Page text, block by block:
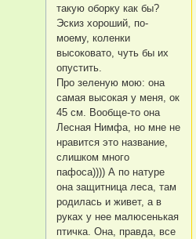
такую оборку как бы?
Эскиз хороший, по-
моему, коленки
высоковато, чуть бы их
опустить.
Про зеленую мою: она
самая высокая у меня, ок
45 см. Вообще-то она
Лесная Нимфа, но мне не
нравится это название,
слишком много
пафоса)))) А по натуре
она защитница леса, там
родилась и живет, а в
руках у нее малюсенькая
птичка. Она, правда, все